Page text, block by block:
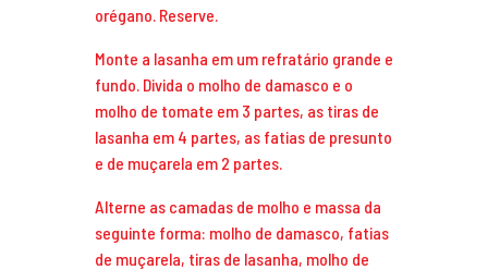
orégano. Reserve.
Monte a lasanha em um refratário grande e
fundo. Divida o molho de damasco e o
molho de tomate em 3 partes, as tiras de
lasanha em 4 partes, as fatias de presunto
e de muçarela em 2 partes.
Alterne as camadas de molho e massa da
seguinte forma: molho de damasco, fatias
de muçarela, tiras de lasanha, molho de